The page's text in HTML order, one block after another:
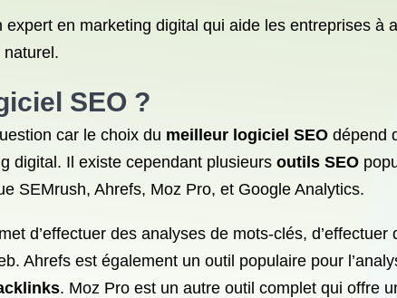
expert en marketing digital qui aide les entreprises à
SEO ?
car le choix du meilleur logiciel SEO dépend
digital. Il existe cependant plusieurs outils SEO
SEMrush, Ahrefs, Moz Pro, et Google Analytics.
d’effectuer des analyses de mots-clés,
Ahrefs est également un outil populaire pour
. Moz Pro est un autre outil complet qui offre